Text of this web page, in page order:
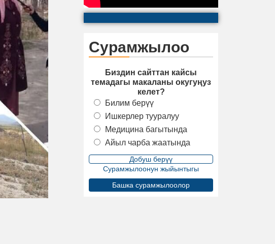
Сурамжылоо
Биздин сайттан кайсы
темадагы макаланы окугуңуз
келет?
Билим берүү
Ишкерлер тууралуу
Медицина багытында
Айыл чарба жаатында
Сурамжылоонун жыйынтыгы
Башка сурамжылоолор